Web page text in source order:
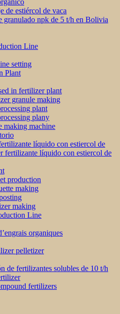
de estiércol de vaca
granulado npk de 5 t/h en Bolivia
Line
setting
Plant
in fertilizer plant
granule making
plant
plany
making machine
líquido con estiercol de
fertilizante líquido con estiercol de
production
making
making
Line
organiques
pelletizer
de fertilizantes solubles de 10 t/h
fertilizers